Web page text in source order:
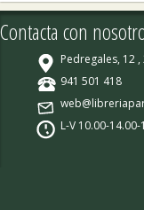
Contacta con
Pedregales, 12 ,
941 501 418
L-V 10.00-